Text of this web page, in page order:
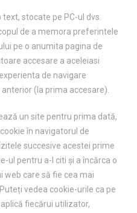
stocate pe PC-ul dvs.
de a memora preferintele
pe o anumita pagina de
accesare a aceleiasi
de navigare
(la prima accesare).
un site pentru prima dată,
în navigatorul de
succesive acestei prime
ul pentru a-l citi și a încărca o
web care să fie cea mai
vedea cookie-urile ca pe
fiecărui utilizator,